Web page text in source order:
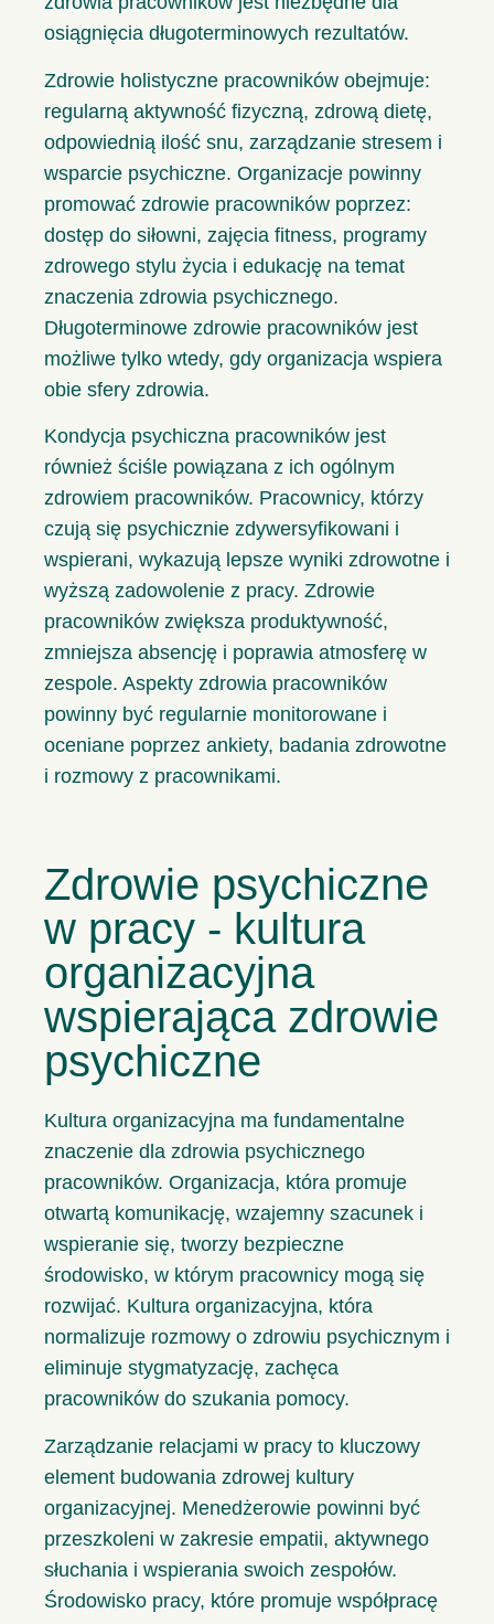
osiągnięcia długoterminowych rezultatów.
Zdrowie holistyczne pracowników obejmuje:
regularną aktywność fizyczną, zdrową dietę,
odpowiednią ilość snu, zarządzanie stresem i
wsparcie psychiczne. Organizacje powinny
promować zdrowie pracowników poprzez:
dostęp do siłowni, zajęcia fitness, programy
zdrowego stylu życia i edukację na temat
znaczenia zdrowia psychicznego.
Długoterminowe zdrowie pracowników jest
możliwe tylko wtedy, gdy organizacja wspiera
obie sfery zdrowia.
Kondycja psychiczna pracowników jest
również ściśle powiązana z ich ogólnym
zdrowiem pracowników. Pracownicy, którzy
czują się psychicznie zdywersyfikowani i
wspierani, wykazują lepsze wyniki zdrowotne i
wyższą zadowolenie z pracy. Zdrowie
pracowników zwiększa produktywność,
zmniejsza absencję i poprawia atmosferę w
zespole. Aspekty zdrowia pracowników
powinny być regularnie monitorowane i
oceniane poprzez ankiety, badania zdrowotne
i rozmowy z pracownikami.
Zdrowie psychiczne
w pracy - kultura
organizacyjna
wspierająca zdrowie
psychiczne
Kultura organizacyjna ma fundamentalne
znaczenie dla zdrowia psychicznego
pracowników. Organizacja, która promuje
otwartą komunikację, wzajemny szacunek i
wspieranie się, tworzy bezpieczne
środowisko, w którym pracownicy mogą się
rozwijać. Kultura organizacyjna, która
normalizuje rozmowy o zdrowiu psychicznym i
eliminuje stygmatyzację, zachęca
pracowników do szukania pomocy.
Zarządzanie relacjami w pracy to kluczowy
element budowania zdrowej kultury
organizacyjnej. Menedżerowie powinni być
przeszkoleni w zakresie empatii, aktywnego
słuchania i wspierania swoich zespołów.
Środowisko pracy, które promuje współpracę